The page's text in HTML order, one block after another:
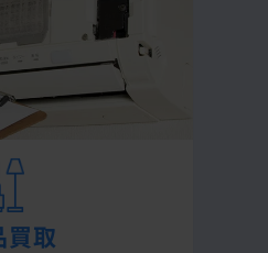
買取